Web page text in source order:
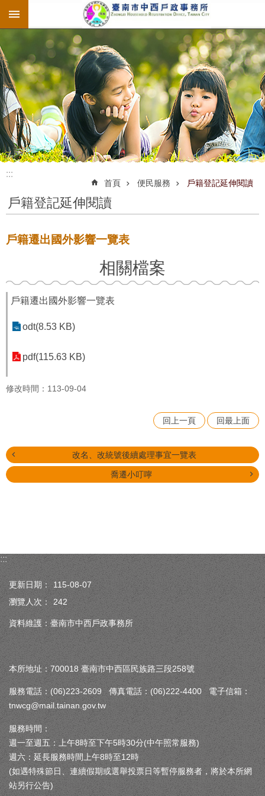
跳到主要內容區塊
:::
:::
首頁 便民服務 戶籍登記延伸閱讀
戶籍登記延伸閱讀
戶籍遷出國外影響一覽表
相關檔案
戶籍遷出國外影響一覽表
odt(8.53 KB)
pdf(115.63 KB)
修改時間：113-09-04
回上一頁 回最上面
改名、改統號後續處理事宜一覽表
喬遷小叮嚀
:::
更新日期：
115-08-07
瀏覽人次：
242
資料維護：臺南市中西戶政事務所
本所地址：700018 臺南市中西區民族路三段258號
服務電話：(06)223-2609 傳真電話：(06)222-4400 電子信箱：
tnwcg@mail.tainan.gov.tw
服務時間：
週一至週五：上午8時至下午5時30分(中午照常服務)
週六：延長服務時間上午8時至12時
(如遇特殊節日、連續假期或選舉投票日等暫停服務者，將於本所網
站另行公告)